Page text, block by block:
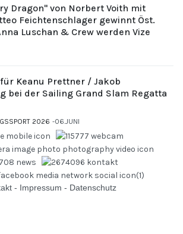
Dragon" von Norbert Voith mit
Feichtenschlager gewinnt Öst.
Luschan & Crew werden Vize
Keanu Prettner / Jakob
bei der Sailing Grand Slam Regatta
2026 06.JUNI
- Impressum - Datenschutz